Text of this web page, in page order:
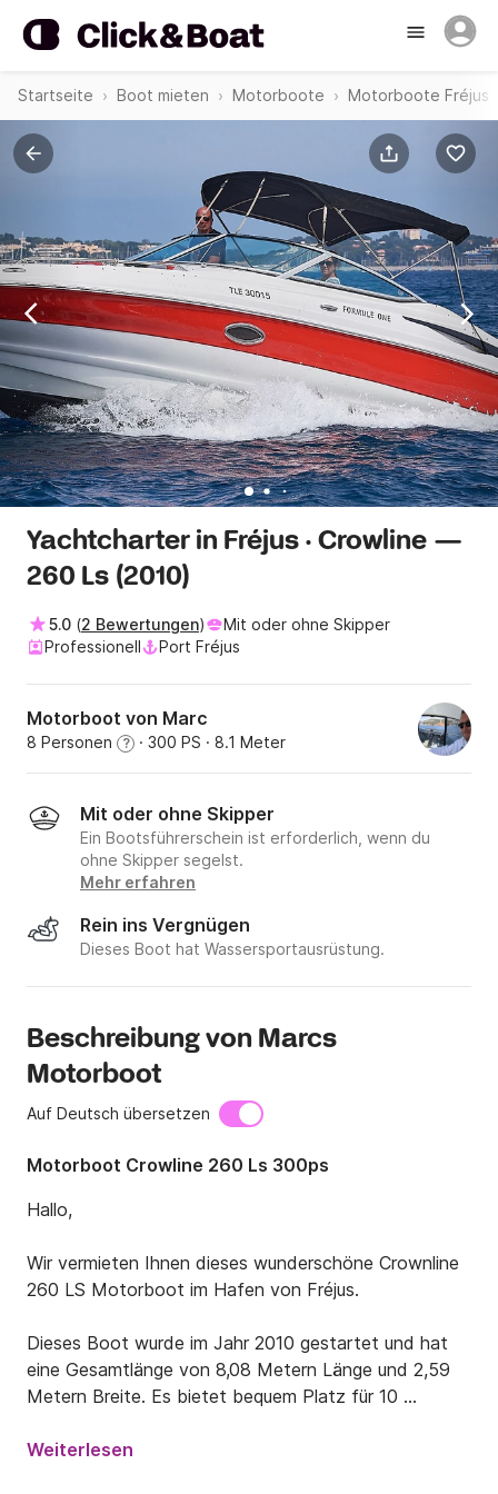
Startseite Boot mieten Motorboote Motorboote Fréjus
Yachtcharter in Fréjus · Crowline —
260 Ls (2010)
5.0 (2 Bewertungen)
Mit oder ohne Skipper
Professionell
Port Fréjus
Motorboot von Marc
8 Personen ? · 300 PS · 8.1 Meter
Mit oder ohne Skipper
Ein Bootsführerschein ist erforderlich, wenn du
ohne Skipper segelst.
Mehr erfahren
Rein ins Vergnügen
Dieses Boot hat Wassersportausrüstung.
Beschreibung von Marcs
Motorboot
Auf Deutsch übersetzen
Motorboot Crowline 260 Ls 300ps
Hallo,
Wir vermieten Ihnen dieses wunderschöne Crownline
260 LS Motorboot im Hafen von Fréjus.
Dieses Boot wurde im Jahr 2010 gestartet und hat
eine Gesamtlänge von 8,08 Metern Länge und 2,59
Metern Breite. Es bietet bequem Platz für 10
Weiterlesen